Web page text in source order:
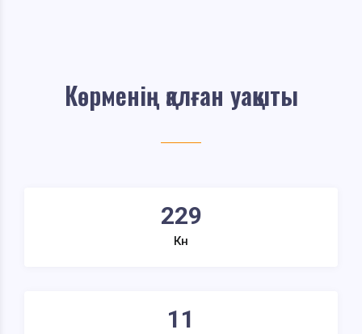
Көрменің қалған уақыты
229
Күн
11